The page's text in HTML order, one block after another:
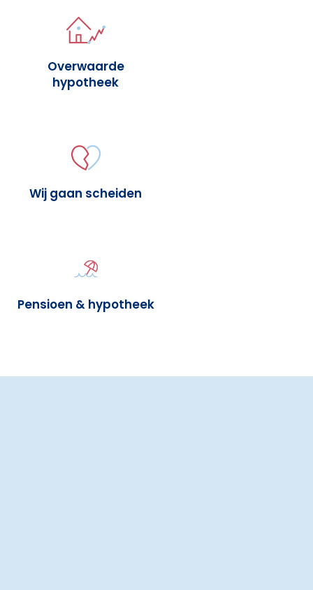
Overwaarde
hypotheek
Wij gaan scheiden
Pensioen & hypotheek